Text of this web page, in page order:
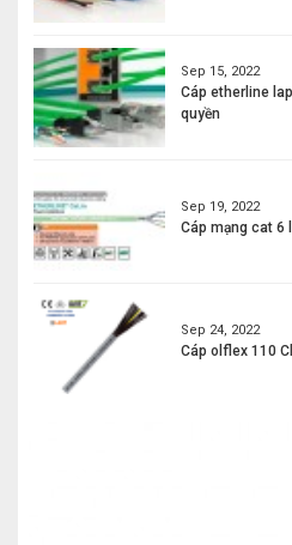
Sep 15, 2022
Cáp etherline
quyền
Sep 19, 2022
Cáp mạng cat 6
Sep 24, 2022
Cáp olflex 110